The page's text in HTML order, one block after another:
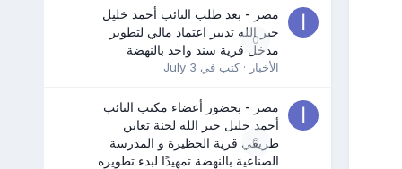
0
مصر - بعد طلب النائب أحمد خليل
خير الله تدبير اعتماد مالي لتطوير
مدخل قرية سند واحد بالنهضة
الأخبار · كتب في July 3
0
مصر - بحضور أعضاء مكتب النائب
أحمد خليل خير الله لجنة تعاين
طريقي قرية الحظيرة و المدرسة
الصناعية بالنهضة تمهيدًا لبدء تطويره